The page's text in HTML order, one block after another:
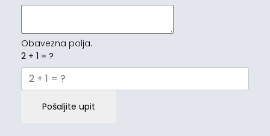
Obavezna polja.
2 + 1 = ?
Pošaljite upit